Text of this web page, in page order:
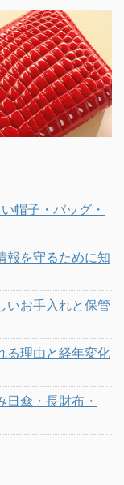
帽子・バッグ・
報を守るために知
いお手入れと保管
る理由と経年変化
傘・長財布・